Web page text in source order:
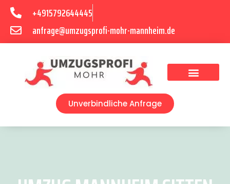
+4915792644445
anfrage@umzugsprofi-mohr-mannheim.de
Unverbindliche Anfrage